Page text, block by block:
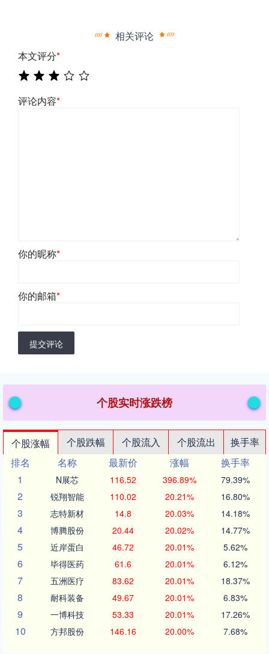
相关评论
本文评分*
评论内容*
你的昵称*
你的邮箱*
提交评论
个股实时涨跌榜
个股涨幅 个股跌幅 个股流入 个股流出
换手率
排名
名称 最新价 涨幅
换手率
1
N展芯 116.52 396.89% 79.39%
2 锐翔智能 110.02 20.21% 16.80%
3 志特新材 14.8 20.03% 14.18%
4 博腾股份 20.44 20.02% 14.77%
5 近岸蛋白 46.72 20.01% 5.62%
6 毕得医药 61.6 20.01% 6.12%
7 五洲医疗 83.62 20.01% 18.37%
8 耐科装备 49.67 20.01% 6.83%
9 一博科技 53.33 20.01% 17.26%
10 方邦股份 146.16 20.00% 7.68%